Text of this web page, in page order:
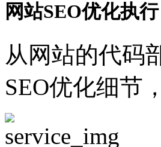
网站SEO优化执行
从网站的代码
SEO优化细节